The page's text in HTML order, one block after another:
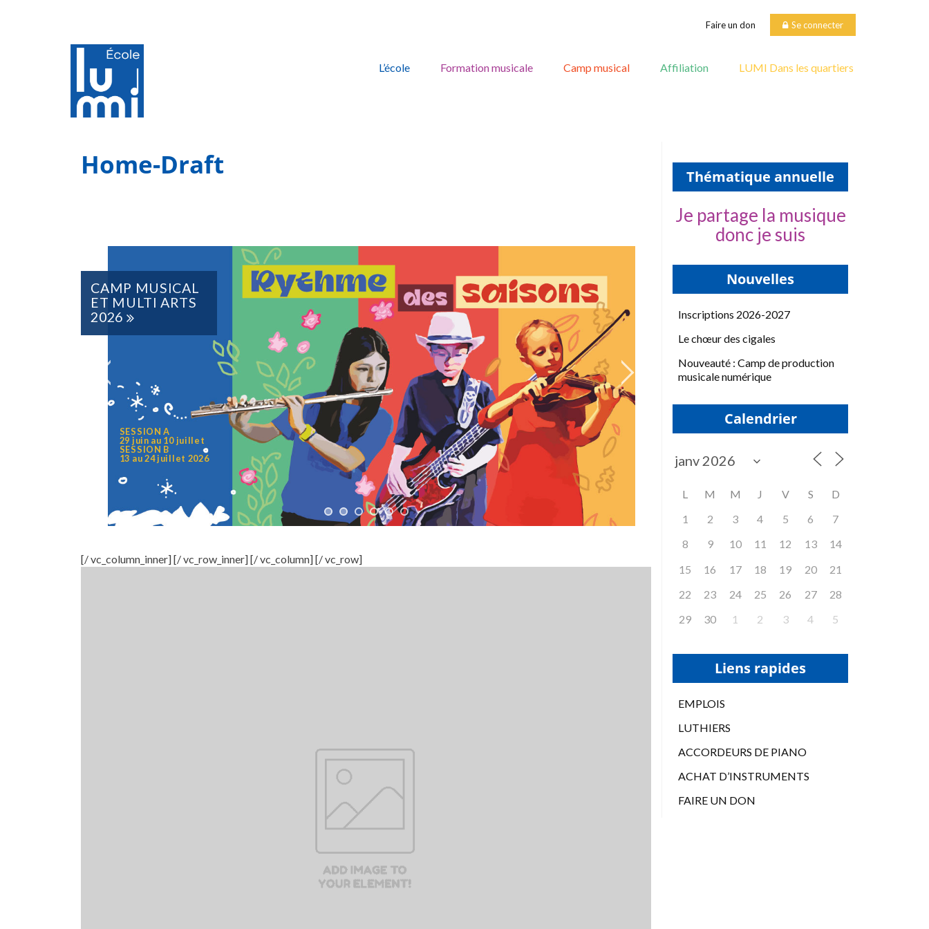
Faire un don Se connecter
content
L’école Formation musicale Camp musical Affiliation LUMI Dans les quartiers
Home-Draft
7 À 17 ANS
17 au 21 août 2026
[/ vc_column_inner] [/ vc_row_inner] [/ vc_column] [/ vc_row]
Thématique annuelle
Je partage la musique
donc je suis
Nouvelles
Inscriptions 2026-2027
Le chœur des cigales
Nouveauté : Camp de production
musicale numérique
Calendrier
L M M J V S
D
1
2 3 4 5 6
7
8
9 10 11 12 13
14
15
16 17 18 19 20
21
22
23 24 25 26 27
28
29
30 1 2 3 4 5
Liens rapides
EMPLOIS
LUTHIERS
ACCORDEURS DE PIANO
ACHAT D’INSTRUMENTS
FAIRE UN DON